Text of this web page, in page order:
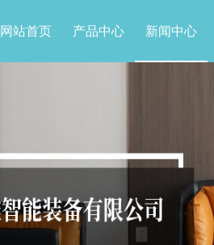
网站首页 产品中心 新闻中心